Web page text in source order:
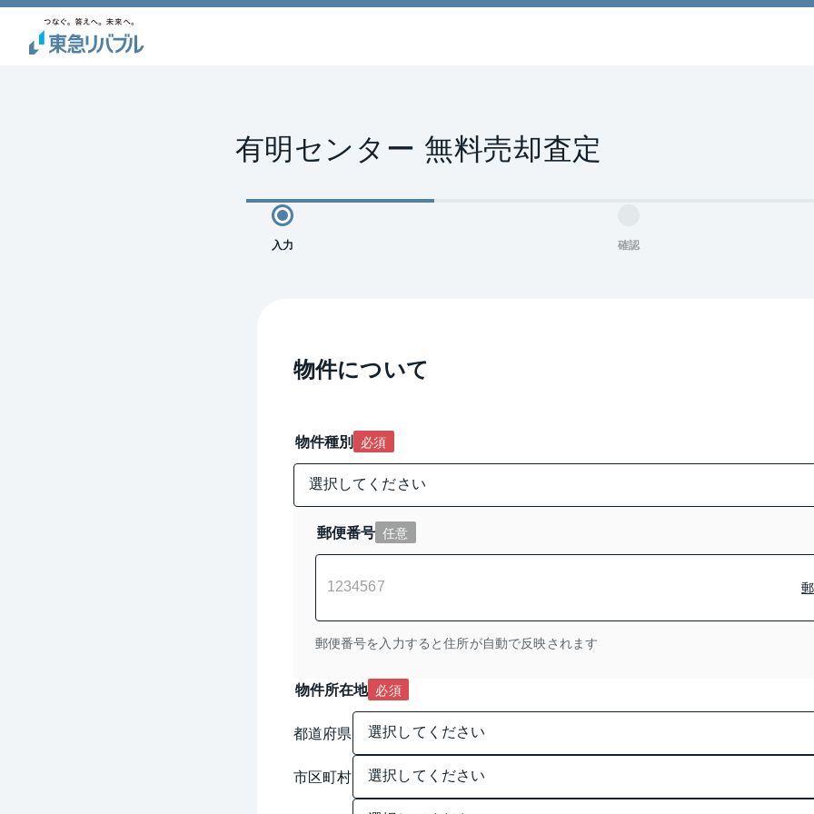
有明センター 無料売却査定
入力 確認
物件について
物件種別 必須
郵便番号 任意
郵便番号を入力すると住所が自動で反映されます
物件所在地 必須
都道府県
市区町村